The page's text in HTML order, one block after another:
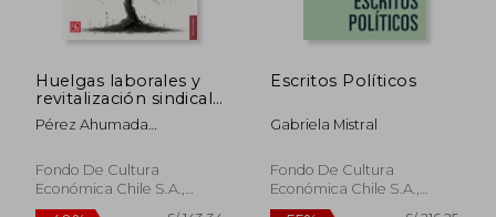
40%
dcto.
S/ 89,02
S/ 53,41
55%
dcto.
Huelgas laborales y
revitalización sindical
en Chile
Pérez Ahumada
Crocco, Rodrigo Medel,
Domingo Pérez Y Diego
Velásquez (editores)
Fondo De Cultura
Económica Chile S.A.,
2025, Tapa Blanda, Nuevo
Escritos Políticos
Gabriela Mistral
Fondo De Cultura
Económica Chile S.A.,
2024, Tapa Blanda, Nuevo